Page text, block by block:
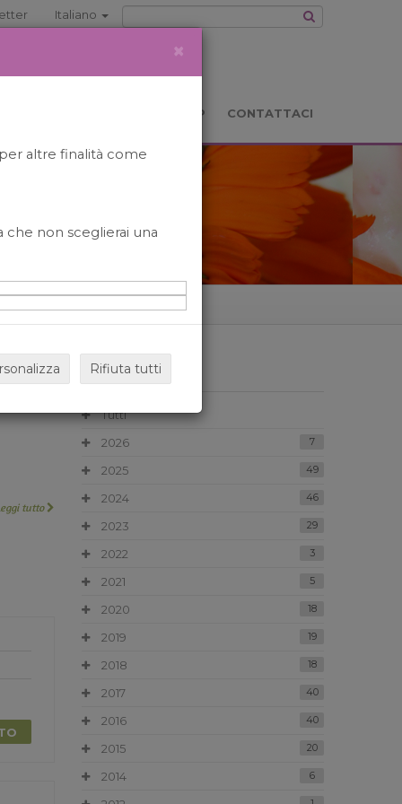
Italiano
BOOKSHOP CONTATTACI
tutto
ARCHIVIO
Tutti
2026
7
2025 49
2024 46
2023 29
2022 3
2021 5
2020 18
2019 19
2018 18
2017 40
2016 40
2015 20
2014 6
×
altre finalità come
che non sceglierai una
Rifiuta tutti